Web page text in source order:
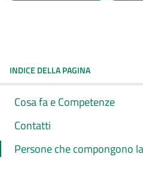
INDICE DELLA PAGINA
Cosa fa e Competenze
Contatti
Persone che compongono